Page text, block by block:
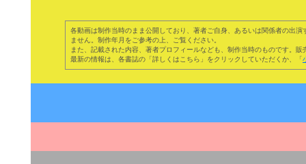
各動画は制作当時のまま公開しており、著者ご自身、あるいは関係者の出
ません。制作年月をご参考の上、ご覧ください。
また、記載された内容、著者プロフィールなども、制作当時のものです。
最新の情報は、各書誌の「詳しくはこちら」をクリックしていただくか、「